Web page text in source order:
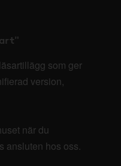
som ger
version,
när du
ansluten hos oss.